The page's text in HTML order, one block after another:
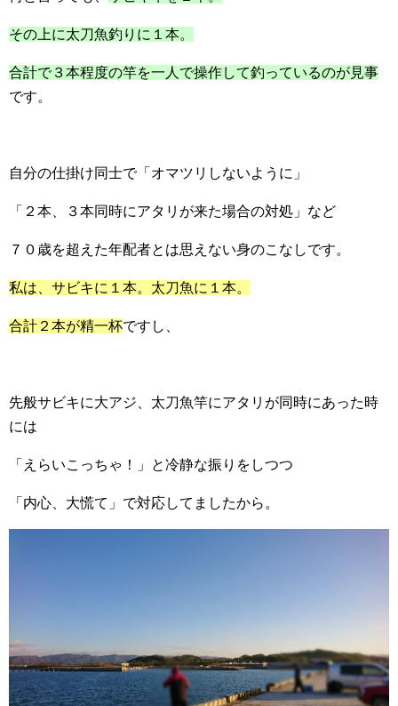
その上に太刀魚釣りに１本。
合計で３本程度の竿を一人で操作して釣っているのが見事
です。
自分の仕掛け同士で「オマツリしないように」
「２本、３本同時にアタリが来た場合の対処」など
７０歳を超えた年配者とは思えない身のこなしです。
私は、サビキに１本。太刀魚に１本。
合計２本が精一杯ですし、
先般サビキに大アジ、太刀魚竿にアタリが同時にあった時
には
「えらいこっちゃ！」と冷静な振りをしつつ
「内心、大慌て」で対応してましたから。